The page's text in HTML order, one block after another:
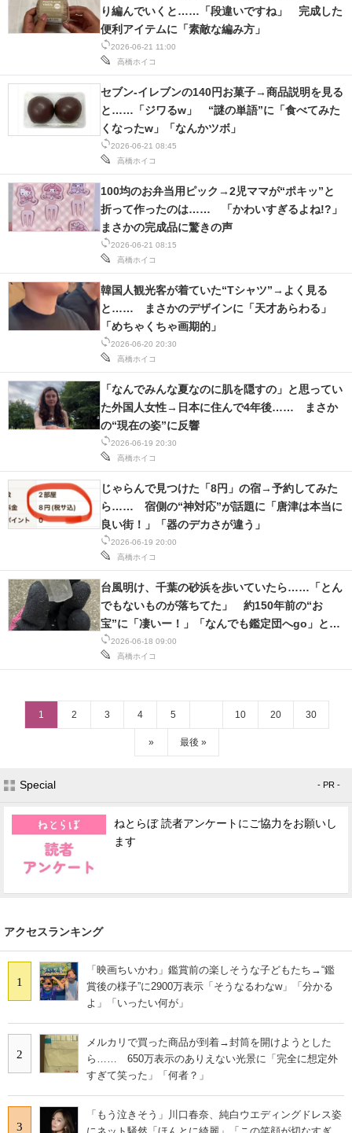
2026-06-21 11:00
高橋ホイコ
り編んでいくと……「段違いですね」 完成した
便利アイテムに「素敵な編み方」
2026-06-21 08:45
高橋ホイコ
セブン-イレブンの140円お菓子→商品説明を見る
と……「ジワるw」 “謎の単語”に「食べてみた
くなったw」「なんかツボ」
2026-06-21 08:15
高橋ホイコ
100均のお弁当用ピック→2児ママが“ポキッ”と
折って作ったのは…… 「かわいすぎるよね!?」
まさかの完成品に驚きの声
2026-06-20 20:30
高橋ホイコ
韓国人観光客が着ていた“Tシャツ”→よく見る
と…… まさかのデザインに「天才あらわる」
「めちゃくちゃ画期的」
2026-06-19 20:30
高橋ホイコ
「なんでみんな夏なのに肌を隠すの」と思ってい
た外国人女性→日本に住んで4年後…… まさか
の“現在の姿”に反響
2026-06-19 20:00
高橋ホイコ
じゃらんで見つけた「8円」の宿→予約してみた
ら…… 宿側の“神対応”が話題に「唐津は本当に
良い街！」「器のデカさが違う」
2026-06-18 09:00
高橋ホイコ
台風明け、千葉の砂浜を歩いていたら……「とん
でもないものが落ちてた」 約150年前の“お
宝”に「凄いー！」「なんでも鑑定団へgo」と
160万表示
1 2 3 4 5 10 20 30
» 最後 »
Special - PR -
ねとらぼ 読者アンケートにご協力をお願いし
ます
アクセスランキング
1
「映画ちいかわ」鑑賞前の楽しそうな子どもたち→“鑑
賞後の様子”に2900万表示「そうなるわなw」「分かる
よ」「いったい何が」
2
メルカリで買った商品が到着→封筒を開けようとした
ら…… 650万表示のありえない光景に「完全に想定外
すぎて笑った」「何者？」
3
「もう泣きそう」川口春奈、純白ウエディングドレス姿